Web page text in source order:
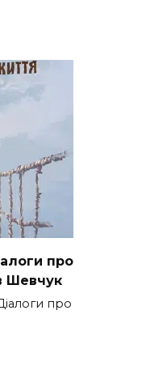
про
Шевчук
про